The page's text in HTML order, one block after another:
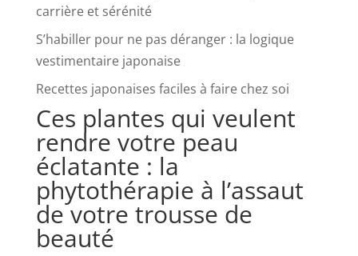
carrière et sérénité
S’habiller pour ne pas déranger : la logique
vestimentaire japonaise
Recettes japonaises faciles à faire chez soi
Ces plantes qui veulent
rendre votre peau
éclatante : la
phytothérapie à l’assaut
de votre trousse de
beauté